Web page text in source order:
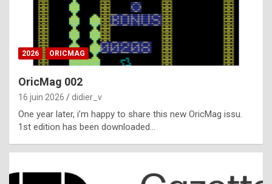
d
i
ff
i
l
t
t
2026 ORICMAG
OricMag 002
16 juin 2026 didier_v
One year later, i’m happy to share this new OricMag issu.
1st edition has been downloaded…